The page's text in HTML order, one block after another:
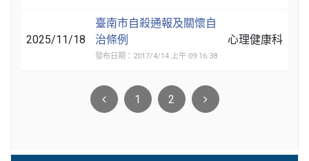
2025/11/18
臺南市自殺通報及關懷自
治條例
發布日期：2017/4/14 上午 09:16:38
心理健康科
1 2